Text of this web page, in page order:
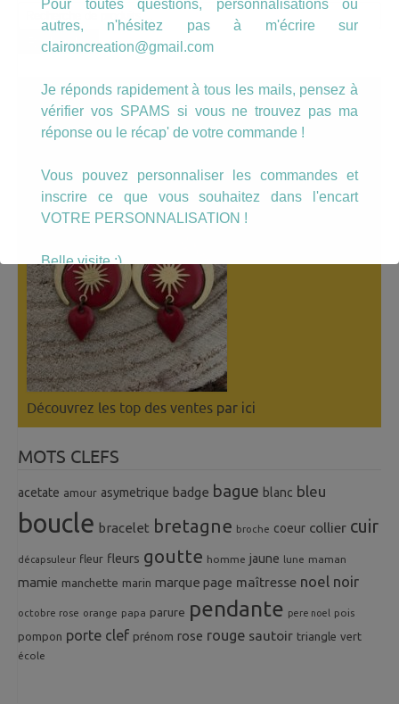
Recherche
pour :
Recherche
A LÀ UNE
Découvrez les top des ventes par ici
MOTS CLEFS
acetate amour asymetrique badge bague blanc bleu
boucle bracelet bretagne broche coeur collier cuir
décapsuleur fleur fleurs goutte homme jaune lune maman
mamie manchette marin marque page maîtresse noel noir
octobre rose orange papa parure pendante pere noel pois
pompon porte clef prénom rose rouge sautoir triangle vert
école
Pour toutes questions, personnalisations ou
autres, n'hésitez pas à m'écrire sur
claironcreation@gmail.com
Je réponds rapidement à tous les mails, pensez à
vérifier vos SPAMS si vous ne trouvez pas ma
réponse ou le récap' de votre commande !
Vous pouvez personnaliser les commandes et
inscrire ce que vous souhaitez dans l'encart
VOTRE PERSONNALISATION !
Belle visite :)